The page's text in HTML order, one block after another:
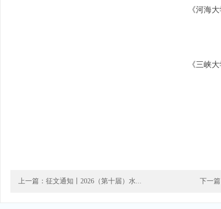
《河海
《三峡
上一篇：征文通知丨2026（第十届）水... 下一